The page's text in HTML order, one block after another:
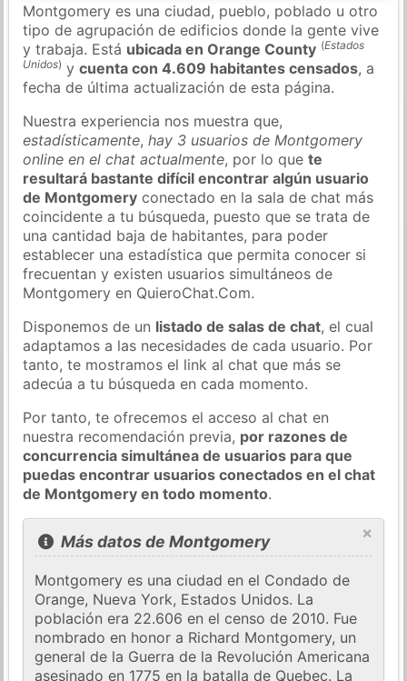
Montgomery es una ciudad, pueblo, poblado u otro
tipo de agrupación de edificios donde la gente vive
y trabaja. Está ubicada en Orange County (Estados
Unidos) ycuenta con 4.609 habitantes censados, a
fecha de última actualización de esta página.
Nuestra experiencia nos muestra que,
estadísticamente,hay 3 usuarios de Montgomery
online en el chat actualmente, por lo quete
resultará bastante difícil encontrar algún usuario
de Montgomery conectado en la sala de chat más
coincidente a tu búsqueda, puesto que se trata de
una cantidad baja de habitantes, para poder
establecer una estadística que permita conocer si
frecuentan y existen usuarios simultáneos de
Montgomery en QuieroChat.Com.
Disponemos de un listado de salas de chat, el cual
adaptamos a las necesidades de cada usuario. Por
tanto, te mostramos el link al chat que más se
adecúa a tu búsqueda en cada momento.
Por tanto, te ofrecemos el acceso al chat en
nuestra recomendación previa, por razones de
concurrencia simultánea de usuarios para que
puedas encontrar usuarios conectados en el chat
de Montgomery en todo momento.
×
Más datos de Montgomery
Montgomery es una ciudad en el Condado de
Orange, Nueva York, Estados Unidos. La
población era 22.606 en el censo de 2010. Fue
nombrado en honor a Richard Montgomery, un
general de la Guerra de la Revolución Americana
asesinado en 1775 en la batalla de Quebec. La